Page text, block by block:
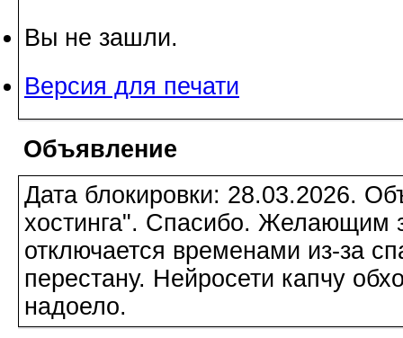
Вы не зашли.
Версия для печати
Объявление
Дата блокировки: 28.03.2026.
хостинга". Спасибо. Желающим
отключается временами из-за
перестану. Нейросети капчу
надоело.